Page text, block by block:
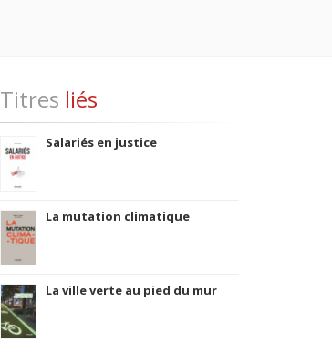
Titres liés
Salariés en justice
La mutation climatique
La ville verte au pied du mur